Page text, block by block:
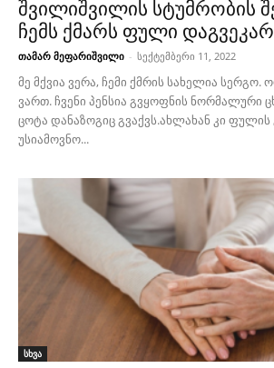
შვილიშვილის სტუმრობის
ჩემს ქმარს ფული
თამარ მეფარიშვილი - სექტემბერი 11, 2022
მე მქვია ვერა, ჩემი ქმრის სახელია სერგო.
ვართ. ჩვენი პენსია გვყოფნის ნორმალური
ცოტა დანაზოგიც გვაქვს.ახლახან კი
უსიამოვნო...
სხვა